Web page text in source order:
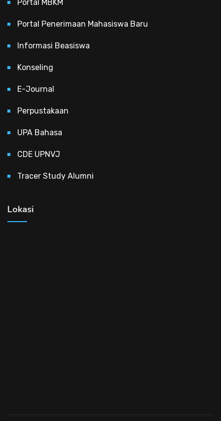
Portal MBKM
Portal Penerimaan Mahasiswa Baru
Informasi Beasiswa
Konseling
E-Journal
Perpustakaan
UPA Bahasa
CDE UPNVJ
Tracer Study Alumni
Lokasi